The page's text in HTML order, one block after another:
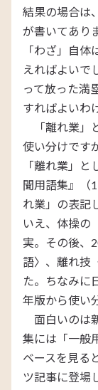
結果の場合は
が書いてあり
「わざ」自
えればよいで
って放った満
すればよいわ
「離れ業」
使い分けです
「離れ業」
聞用語集』（
れ業」の表記
いえ、体操の
実。その後、
語〉、離れ技
た。ちなみに
年版から使い
面白いのは
集には「一般
ベースを見る
ツ記事に登場